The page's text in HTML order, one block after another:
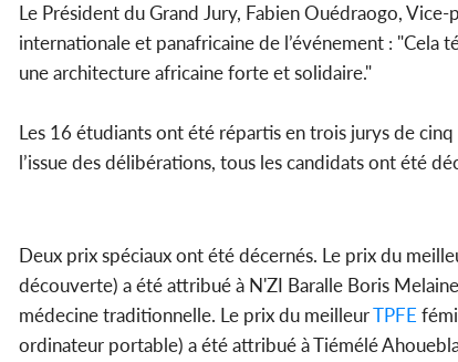
Le Président du Grand Jury, Fabien Ouédraogo,
internationale et panafricaine de l’événement :
une architecture africaine forte et solidaire."
Les 16 étudiants ont été répartis en trois jurys de
l’issue des délibérations, tous les candidats ont été
Deux prix spéciaux ont été décernés. Le prix du
découverte) a été attribué à N'ZI Baralle Boris
médecine traditionnelle. Le prix du meilleurTPFE
ordinateur portable) a été attribué à Tiémélé